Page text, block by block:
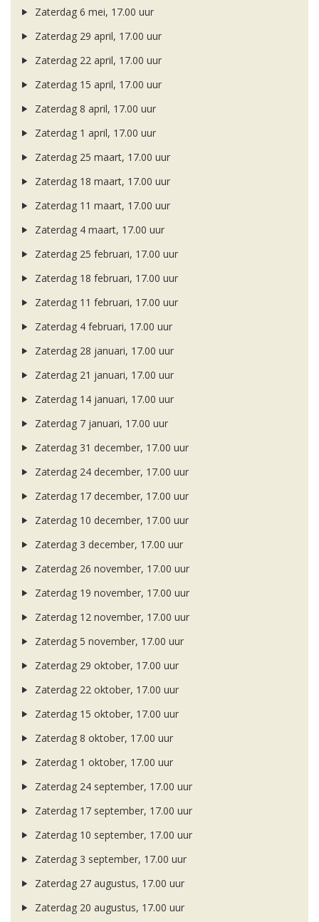
Zaterdag 6 mei, 17.00 uur
Zaterdag 29 april, 17.00 uur
Zaterdag 22 april, 17.00 uur
Zaterdag 15 april, 17.00 uur
Zaterdag 8 april, 17.00 uur
Zaterdag 1 april, 17.00 uur
Zaterdag 25 maart, 17.00 uur
Zaterdag 18 maart, 17.00 uur
Zaterdag 11 maart, 17.00 uur
Zaterdag 4 maart, 17.00 uur
Zaterdag 25 februari, 17.00 uur
Zaterdag 18 februari, 17.00 uur
Zaterdag 11 februari, 17.00 uur
Zaterdag 4 februari, 17.00 uur
Zaterdag 28 januari, 17.00 uur
Zaterdag 21 januari, 17.00 uur
Zaterdag 14 januari, 17.00 uur
Zaterdag 7 januari, 17.00 uur
Zaterdag 31 december, 17.00 uur
Zaterdag 24 december, 17.00 uur
Zaterdag 17 december, 17.00 uur
Zaterdag 10 december, 17.00 uur
Zaterdag 3 december, 17.00 uur
Zaterdag 26 november, 17.00 uur
Zaterdag 19 november, 17.00 uur
Zaterdag 12 november, 17.00 uur
Zaterdag 5 november, 17.00 uur
Zaterdag 29 oktober, 17.00 uur
Zaterdag 22 oktober, 17.00 uur
Zaterdag 15 oktober, 17.00 uur
Zaterdag 8 oktober, 17.00 uur
Zaterdag 1 oktober, 17.00 uur
Zaterdag 24 september, 17.00 uur
Zaterdag 17 september, 17.00 uur
Zaterdag 10 september, 17.00 uur
Zaterdag 3 september, 17.00 uur
Zaterdag 27 augustus, 17.00 uur
Zaterdag 20 augustus, 17.00 uur